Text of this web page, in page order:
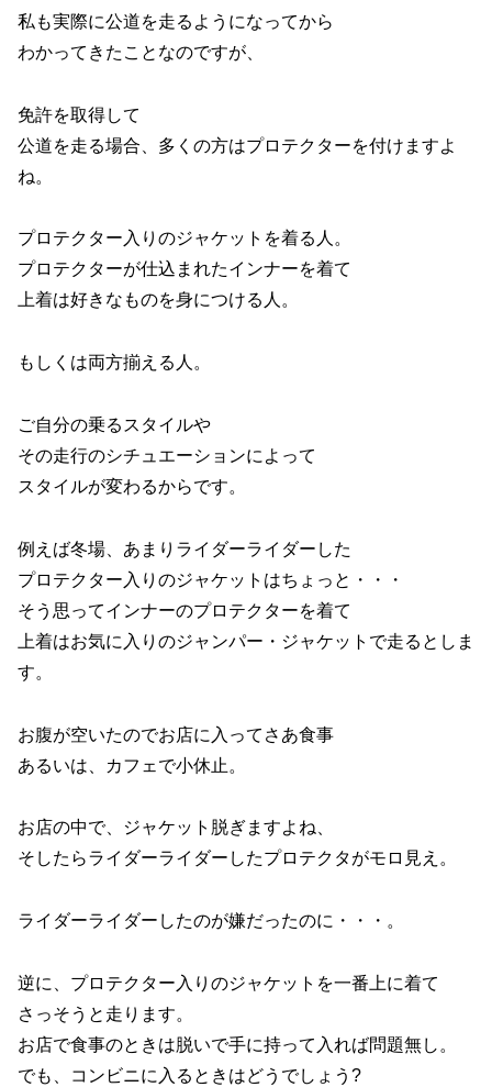
私も実際に公道を走るようになってから
わかってきたことなのですが、
免許を取得して
公道を走る場合、多くの方はプロテクターを付けますよ
ね。
プロテクター入りのジャケットを着る人。
プロテクターが仕込まれたインナーを着て
上着は好きなものを身につける人。
もしくは両方揃える人。
ご自分の乗るスタイルや
その走行のシチュエーションによって
スタイルが変わるからです。
例えば冬場、あまりライダーライダーした
プロテクター入りのジャケットはちょっと・・・
そう思ってインナーのプロテクターを着て
上着はお気に入りのジャンパー・ジャケットで走るとしま
す。
お腹が空いたのでお店に入ってさあ食事
あるいは、カフェで小休止。
お店の中で、ジャケット脱ぎますよね、
そしたらライダーライダーしたプロテクタがモロ見え。
ライダーライダーしたのが嫌だったのに・・・。
逆に、プロテクター入りのジャケットを一番上に着て
さっそうと走ります。
お店で食事のときは脱いで手に持って入れば問題無し。
でも、コンビニに入るときはどうでしょう?